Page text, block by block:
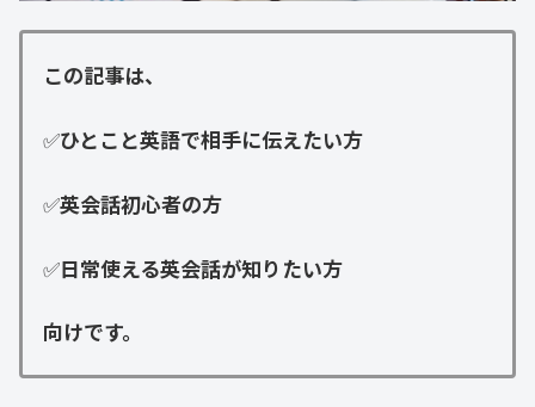
この記事は、
✅ひとこと英語で相手に伝えたい方
✅英会話初心者の方
✅日常使える英会話が知りたい方
向けです。